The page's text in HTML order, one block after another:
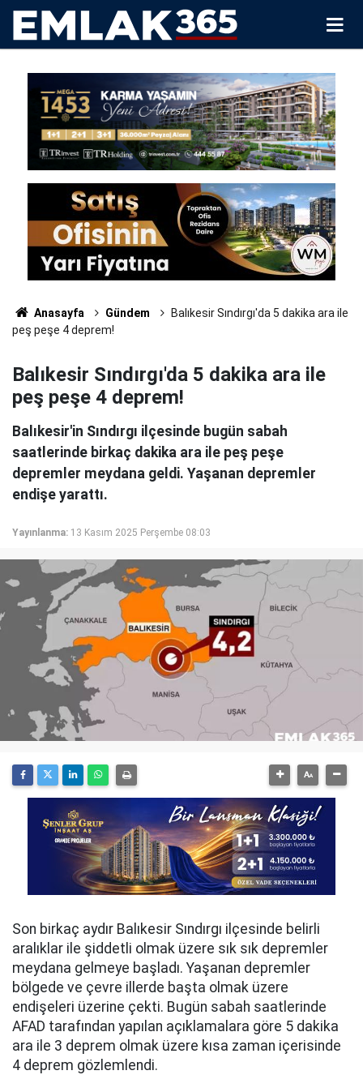
Anasayfa Gündem
Balıkesir Sındırgı'da 5 dakika ara ile
peş peşe 4 deprem!
Balıkesir Sındırgı'da 5 dakika ara ile
peş peşe 4 deprem!
Balıkesir'in Sındırgı ilçesinde bugün sabah
saatlerinde birkaç dakika ara ile peş peşe
depremler meydana geldi. Yaşanan depremler
endişe yarattı.
Yayınlanma: 13 Kasım 2025 Perşembe 08:03
Son birkaç aydır Balıkesir Sındırgı ilçesinde belirli
aralıklar ile şiddetli olmak üzere sık sık depremler
meydana gelmeye başladı. Yaşanan depremler
bölgede ve çevre illerde başta olmak üzere
endişeleri üzerine çekti. Bugün sabah saatlerinde
AFAD tarafından yapılan açıklamalara göre 5 dakika
ara ile 3 deprem olmak üzere kısa zaman içerisinde
4 deprem gözlemlendi.